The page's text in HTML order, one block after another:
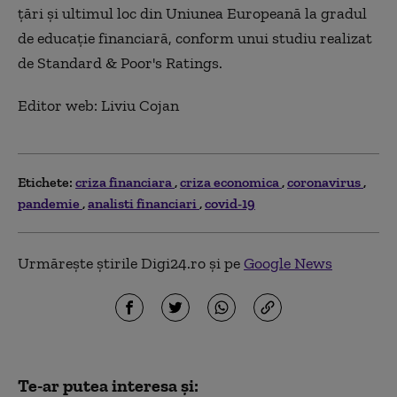
țări și ultimul loc din Uniunea Europeană la gradul
de educație financiară, conform unui studiu realizat
de Standard & Poor's Ratings.
Editor web: Liviu Cojan
Etichete: criza financiara criza economica coronavirus
pandemie analisti financiari covid-19
Urmărește știrile Digi24.ro și peGoogle News
Te-ar putea interesa și: